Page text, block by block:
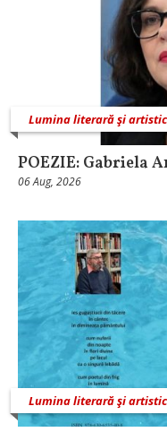
Lumina literară şi
POEZIE: Gabriela
06 Aug, 2026
Lumina literară şi